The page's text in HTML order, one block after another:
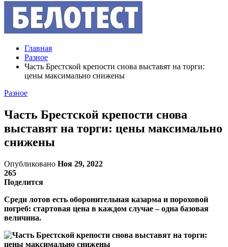
Главная
Разное
Часть Брестской крепости снова выставят на торги:
цены максимально снижены
Разное
Часть Брестской крепости снова
выставят на торги: цены максимально
снижены
Опубликовано Ноя 29, 2022
265
Поделится
Среди лотов есть оборонительная казарма и пороховой
погреб: стартовая цена в каждом случае – одна базовая
величина.